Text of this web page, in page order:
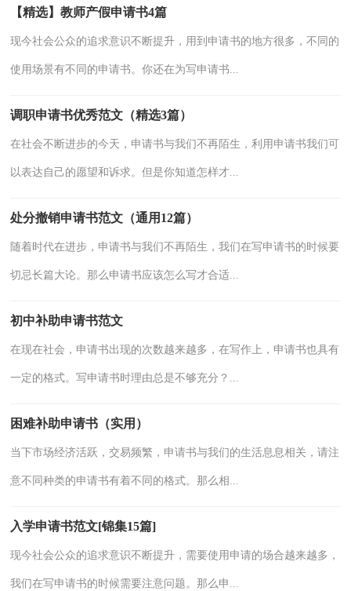
【精选】教师产假申请书4篇
现今社会公众的追求意识不断提升，用到申请书的地方很多，不同的
使用场景有不同的申请书。你还在为写申请书...
调职申请书优秀范文（精选3篇）
在社会不断进步的今天，申请书与我们不再陌生，利用申请书我们可
以表达自己的愿望和诉求。但是你知道怎样才...
处分撤销申请书范文（通用12篇）
随着时代在进步，申请书与我们不再陌生，我们在写申请书的时候要
切忌长篇大论。那么申请书应该怎么写才合适...
初中补助申请书范文
在现在社会，申请书出现的次数越来越多，在写作上，申请书也具有
一定的格式。写申请书时理由总是不够充分？...
困难补助申请书（实用）
当下市场经济活跃，交易频繁，申请书与我们的生活息息相关，请注
意不同种类的申请书有着不同的格式。那么相...
入学申请书范文[锦集15篇]
现今社会公众的追求意识不断提升，需要使用申请的场合越来越多，
我们在写申请书的时候需要注意问题。那么申...